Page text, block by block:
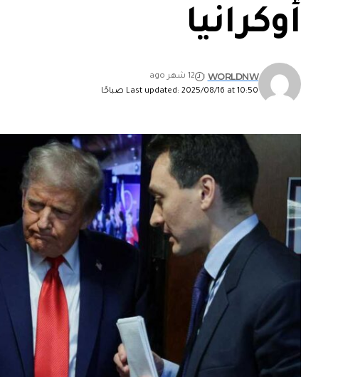
أوكرانيا
Last updated: 2025/08/16 at 10:50 صباحًا
WORLDNW
12 شهر ago